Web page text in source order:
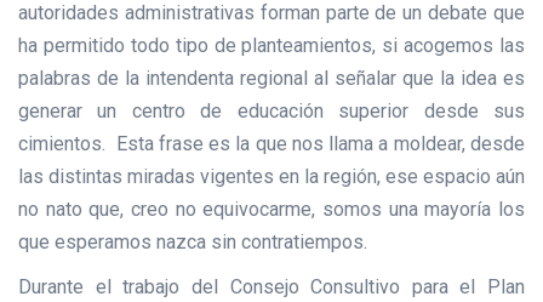
autoridades administrativas forman parte de un debate que
ha permitido todo tipo de planteamientos, si acogemos las
palabras de la intendenta regional al señalar que la idea es
generar un centro de educación superior desde sus
cimientos. Esta frase es la que nos llama a moldear, desde
las distintas miradas vigentes en la región, ese espacio aún
no nato que, creo no equivocarme, somos una mayoría los
que esperamos nazca sin contratiempos.
Durante el trabajo del Consejo Consultivo para el Plan